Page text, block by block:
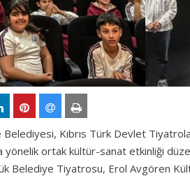
Kıbrıs Türk Devlet
yönelik ortak kültür-sanat etkinliği
Belediye Tiyatrosu, Erol Avgören